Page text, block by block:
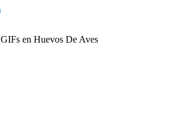
GIFs en Huevos De Aves